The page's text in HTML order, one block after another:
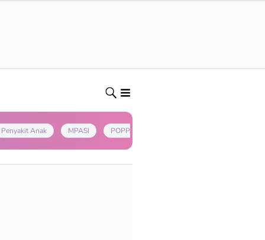
Penyakit Anak MPASI POPPAPA